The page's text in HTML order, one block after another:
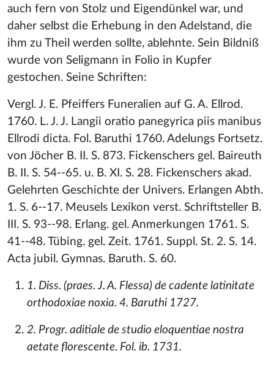
auch fern von Stolz und Eigendünkel war, und
daher selbst die Erhebung in den Adelstand, die
ihm zu Theil werden sollte, ablehnte. Sein Bildniß
wurde von Seligmann in Folio in Kupfer
gestochen. Seine Schriften:
Vergl. J. E. Pfeiffers Funeralien auf G. A. Ellrod.
1760. L. J. J. Langii oratio panegyrica piis manibus
Ellrodi dicta. Fol. Baruthi 1760. Adelungs Fortsetz.
von Jöcher B. II. S. 873. Fickenschers gel. Baireuth
B. II. S. 54--65. u. B. XI. S. 28. Fickenschers akad.
Gelehrten Geschichte der Univers. Erlangen Abth.
1. S. 6--17. Meusels Lexikon verst. Schriftsteller B.
III. S. 93--98. Erlang. gel. Anmerkungen 1761. S.
41--48. Tübing. gel. Zeit. 1761. Suppl. St. 2. S. 14.
Acta jubil. Gymnas. Baruth. S. 60.
1. Diss. (praes. J. A. Flessa) de cadente latinitate
orthodoxiae noxia. 4. Baruthi 1727.
2. Progr. aditiale de studio eloquentiae nostra
aetate florescente. Fol. ib. 1731.